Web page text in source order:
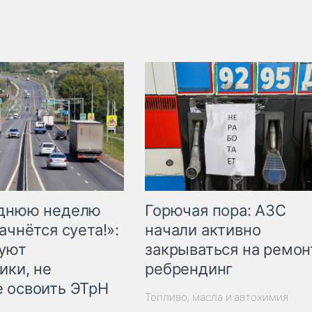
неделю
суета!»:
не
освоить ЭТрН
Горючая пора: АЗС
начали активно
закрываться на
ребрендинг
Топливо, масла и автохимия